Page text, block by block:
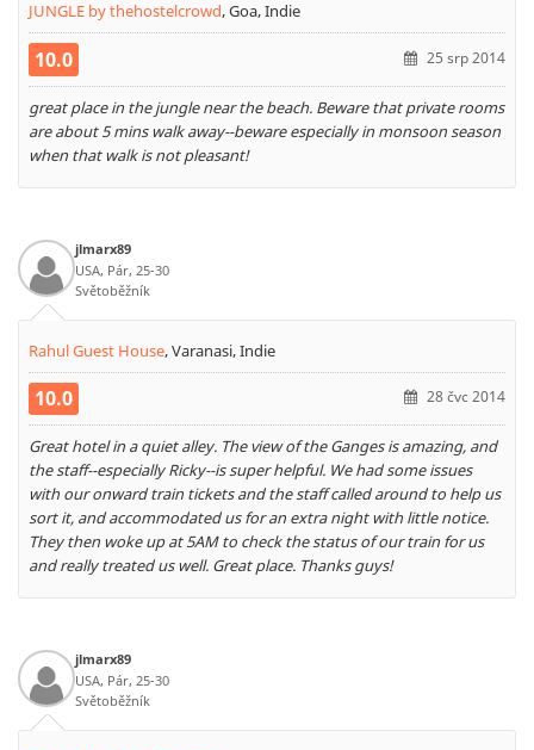
JUNGLE by thehostelcrowd,Goa, Indie
10.0 25 srp 2014
great place in the jungle near the beach. Beware that private rooms
are about 5 mins walk away--beware especially in monsoon season
when that walk is not pleasant!
jlmarx89
USA, Pár, 25-30
Světoběžník
Rahul Guest House,Varanasi, Indie
10.0 28 čvc 2014
Great hotel in a quiet alley. The view of the Ganges is amazing, and
the staff--especially Ricky--is super helpful. We had some issues
with our onward train tickets and the staff called around to help us
sort it, and accommodated us for an extra night with little notice.
They then woke up at 5AM to check the status of our train for us
and really treated us well. Great place. Thanks guys!
jlmarx89
USA, Pár, 25-30
Světoběžník